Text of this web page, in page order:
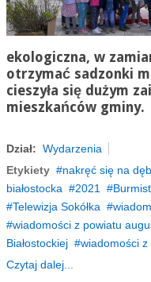
ekologiczna, w
otrzymać sadzonki
cieszyła się dużym
mieszkańców gminy.
Dział: Wydarzenia
Etykiety
nakręć się na
białostocka
2021
Telewizja Sokółka
wiadomości z powiatu
Białostockiej
wiadomości z
Czytaj dalej...